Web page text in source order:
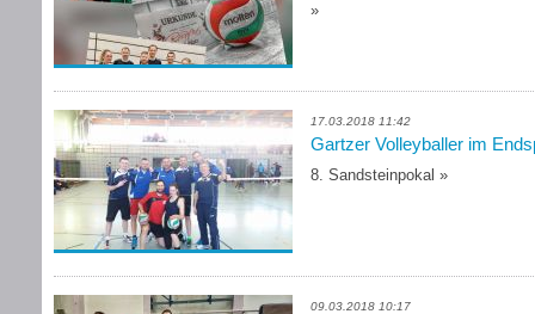
»
17.03.2018 11:42
Gartzer Volleyballer im
8. Sandsteinpokal »
09.03.2018 10:17